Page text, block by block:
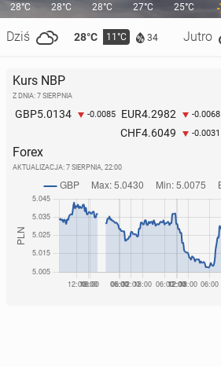
28°C
Dziś 28°C 11°C 34 Jutro
28°C 28°C 27°C 25°C
Kurs NBP
Z DNIA: 7 SIERPNIA
GBP5.0134 -0.0085 EUR4.2982 -0.0068
CHF4.6049 -0.0031
Forex
AKTUALIZACJA: 7 SIERPNIA, 22:00